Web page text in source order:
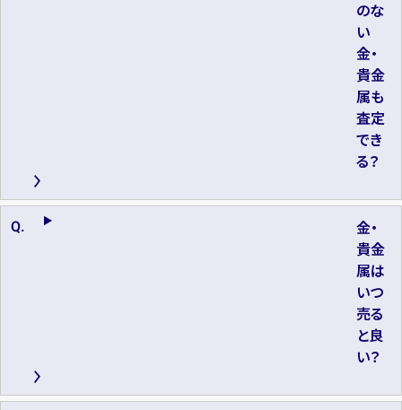
のな
い
金・
貴金
属も
査定
でき
る？
金・
貴金
属は
いつ
売る
と良
い？